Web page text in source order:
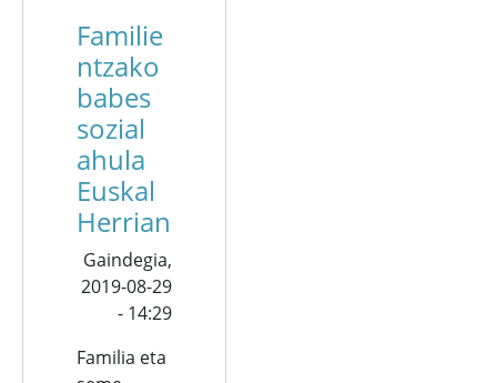
Familie
ntzako
babes
sozial
ahula
Euskal
Herrian
Gaindegia,
2019-08-29
- 14:29
Familia eta